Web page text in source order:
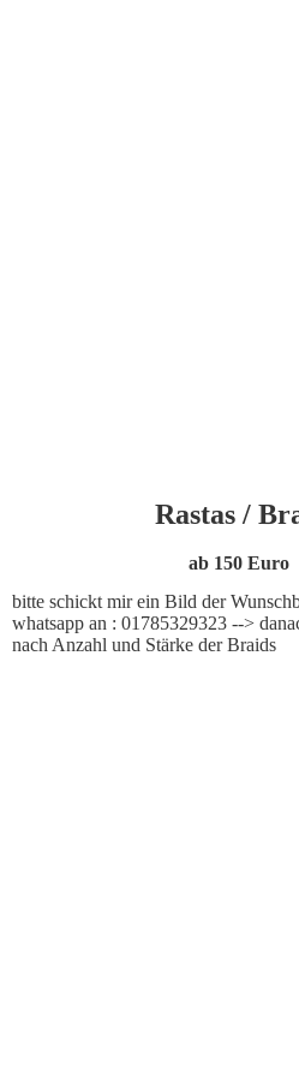
Rastas /
ab 150 Euro
bitte schickt mir ein Bild der
whatsapp an : 01785329323 -->
nach Anzahl und Stärke der Braids